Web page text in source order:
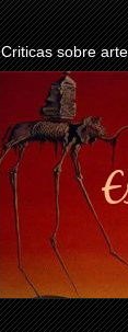
Criticas sobre